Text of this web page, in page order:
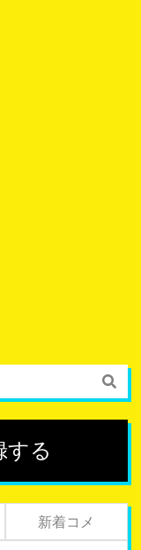
する
新着コメ